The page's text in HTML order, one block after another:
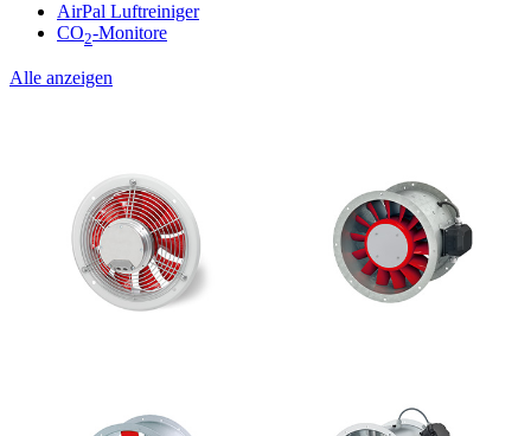
AirPal Luftreiniger
CO2-Monitore
Alle anzeigen